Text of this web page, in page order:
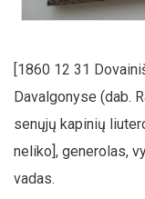
[1860 12 31
Davalgonyse (dab.
senųjų kapinių
neliko], generolas,
vadas.